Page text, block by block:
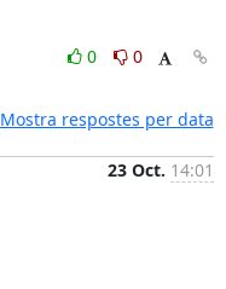
0
0
Mostra respostes per data
23 Oct. 14:01